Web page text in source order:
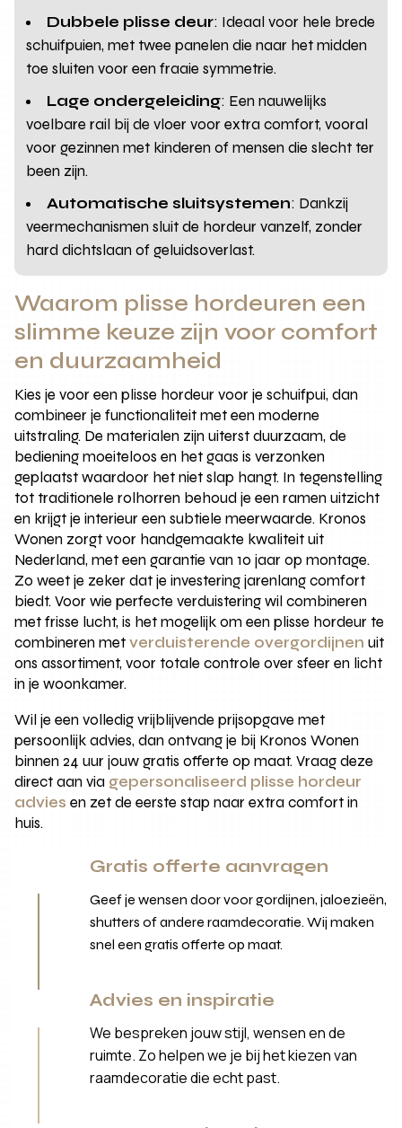
Dubbele plisse deur: Ideaal voor hele brede
schuifpuien, met twee panelen die naar het midden
toe sluiten voor een fraaie symmetrie.
Lage ondergeleiding: Een nauwelijks
voelbare rail bij de vloer voor extra comfort, vooral
voor gezinnen met kinderen of mensen die slecht ter
been zijn.
Automatische sluitsystemen: Dankzij
veermechanismen sluit de hordeur vanzelf, zonder
hard dichtslaan of geluidsoverlast.
Waarom plisse hordeuren een
slimme keuze zijn voor comfort
en duurzaamheid
Kies je voor een plisse hordeur voor je schuifpui, dan
combineer je functionaliteit met een moderne
uitstraling. De materialen zijn uiterst duurzaam, de
bediening moeiteloos en het gaas is verzonken
geplaatst waardoor het niet slap hangt. In tegenstelling
tot traditionele rolhorren behoud je een ramen uitzicht
en krijgt je interieur een subtiele meerwaarde. Kronos
Wonen zorgt voor handgemaakte kwaliteit uit
Nederland, met een garantie van 10 jaar op montage.
Zo weet je zeker dat je investering jarenlang comfort
biedt. Voor wie perfecte verduistering wil combineren
met frisse lucht, is het mogelijk om een plisse hordeur te
combineren metverduisterende overgordijnen uit
ons assortiment, voor totale controle over sfeer en licht
in je woonkamer.
Wil je een volledig vrijblijvende prijsopgave met
persoonlijk advies, dan ontvang je bij Kronos Wonen
binnen 24 uur jouw gratis offerte op maat. Vraag deze
direct aan via gepersonaliseerd plisse hordeur
advies en zet de eerste stap naar extra comfort in
huis.
Gratis offerte aanvragen
Geef je wensen door voor gordijnen, jaloezieën,
shutters of andere raamdecoratie. Wij maken
snel een gratis offerte op maat.
Advies en inspiratie
We bespreken jouw stijl, wensen en de
ruimte. Zo helpen we je bij het kiezen van
raamdecoratie die echt past.